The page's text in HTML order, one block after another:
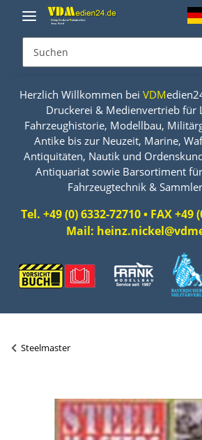
Herzlich Willkommen bei VDM
Druckerei & Medienvertrieb für
Fahrzeughistorie, Modellbau,
Antike bis zur Neuzeit, Marine,
Antiquitäten, Nautik und
Antiquariat sowie Barsortiment
Fahrzeugtechnik &
Tel. +49 (0) 6332-72710 • FAX +49
Mail:
Steelmaster